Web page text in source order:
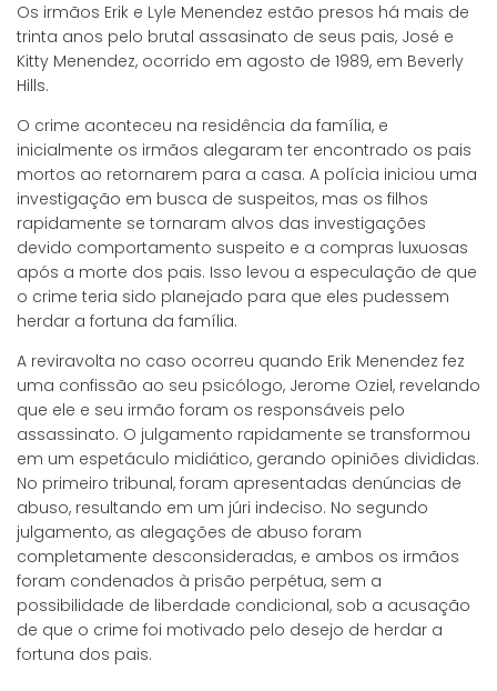
Os irmãos Erik e Lyle Menendez estão presos há mais de
trinta anos pelo brutal assasinato de seus pais, José e
Kitty Menendez, ocorrido em agosto de 1989, em Beverly
Hills.
O crime aconteceu na residência da família, e
inicialmente os irmãos alegaram ter encontrado os pais
mortos ao retornarem para a casa. A polícia iniciou uma
investigação em busca de suspeitos, mas os filhos
rapidamente se tornaram alvos das investigações
devido comportamento suspeito e a compras luxuosas
após a morte dos pais. Isso levou a especulação de que
o crime teria sido planejado para que eles pudessem
herdar a fortuna da família.
A reviravolta no caso ocorreu quando Erik Menendez fez
uma confissão ao seu psicólogo, Jerome Oziel, revelando
que ele e seu irmão foram os responsáveis pelo
assassinato. O julgamento rapidamente se transformou
em um espetáculo midiático, gerando opiniões divididas.
No primeiro tribunal, foram apresentadas denúncias de
abuso, resultando em um júri indeciso. No segundo
julgamento, as alegações de abuso foram
completamente desconsideradas, e ambos os irmãos
foram condenados à prisão perpétua, sem a
possibilidade de liberdade condicional, sob a acusação
de que o crime foi motivado pelo desejo de herdar a
fortuna dos pais.